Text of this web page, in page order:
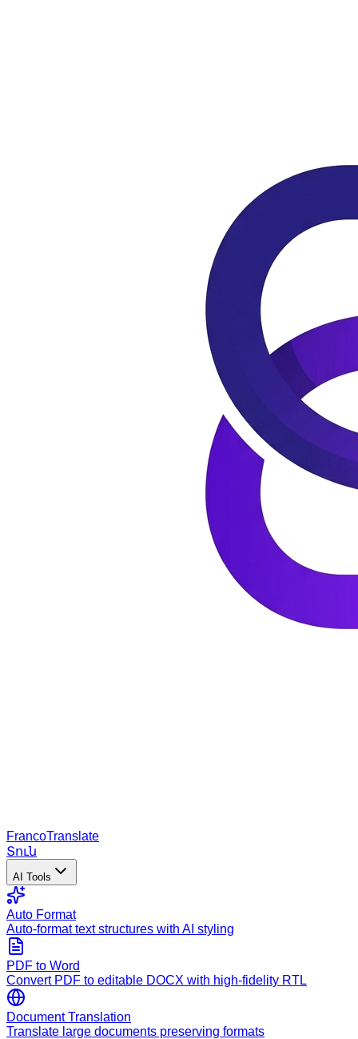
FrancoTranslate
Տուն
AI Tools
Auto Format
Auto-format text structures with AI styling
PDF to Word
Convert PDF to editable DOCX with high-fidelity RTL
Document Translation
Translate large documents preserving formats